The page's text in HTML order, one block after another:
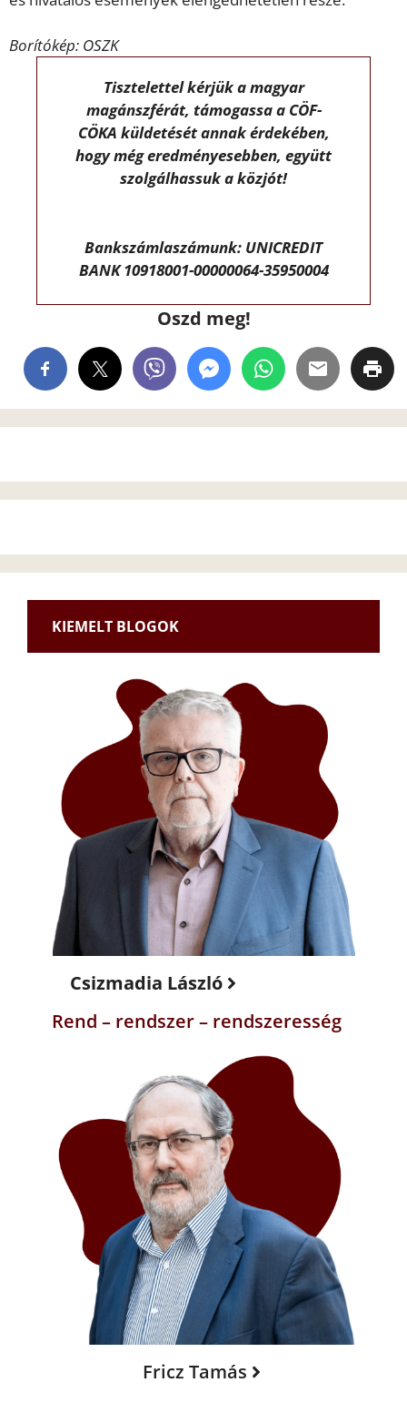
Borítókép: OSZK
Tisztelettel kérjük a magyar
magánszférát, támogassa a CÖF-
CÖKA küldetését annak érdekében,
hogy még eredményesebben, együtt
szolgálhassuk a közjót!
Bankszámlaszámunk: UNICREDIT
BANK 10918001-00000064-35950004
Oszd meg!
KIEMELT BLOGOK
Csizmadia László
Rend – rendszer – rendszeresség
Fricz Tamás